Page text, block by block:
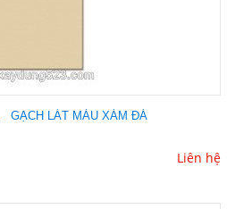
GẠCH LÁT MÀU XÁM ĐÁ
Liên hệ